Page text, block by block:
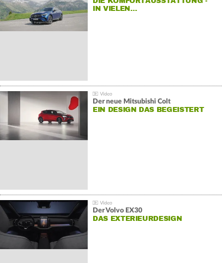
IN VIELEN…
Der neue Mitsubishi Colt
EIN DESIGN DAS BEGEISTERT
Der Volvo EX30
DAS EXTERIEURDESIGN